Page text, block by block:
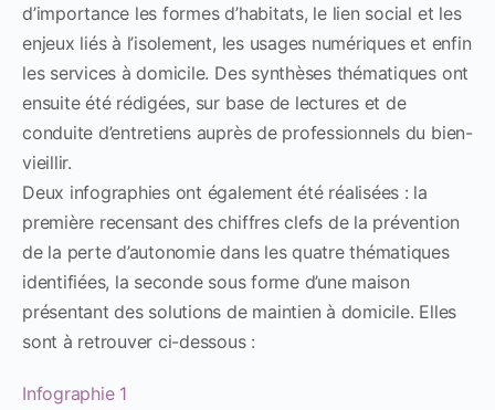
d’importance les formes d’habitats, le lien social et les
enjeux liés à l’isolement, les usages numériques et enfin
les services à domicile. Des synthèses thématiques ont
ensuite été rédigées, sur base de lectures et de
conduite d’entretiens auprès de professionnels du bien-
vieillir.
Deux infographies ont également été réalisées : la
première recensant des chiffres clefs de la prévention
de la perte d’autonomie dans les quatre thématiques
identifiées, la seconde sous forme d’une maison
présentant des solutions de maintien à domicile. Elles
sont à retrouver ci-dessous :
Infographie 1